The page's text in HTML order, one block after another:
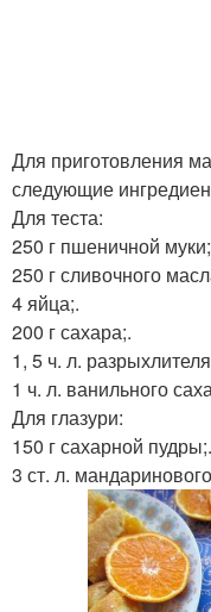
Для приготовления
следующие
Для теста:
250 г пшеничной
250 г сливочного
4 яйца;.
200 г сахара;.
1, 5 ч. л.
1 ч. л. ванильного
Для глазури:
150 г сахарной пудры;.
3 ст. л.